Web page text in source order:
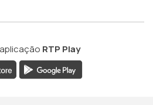
RTP Play